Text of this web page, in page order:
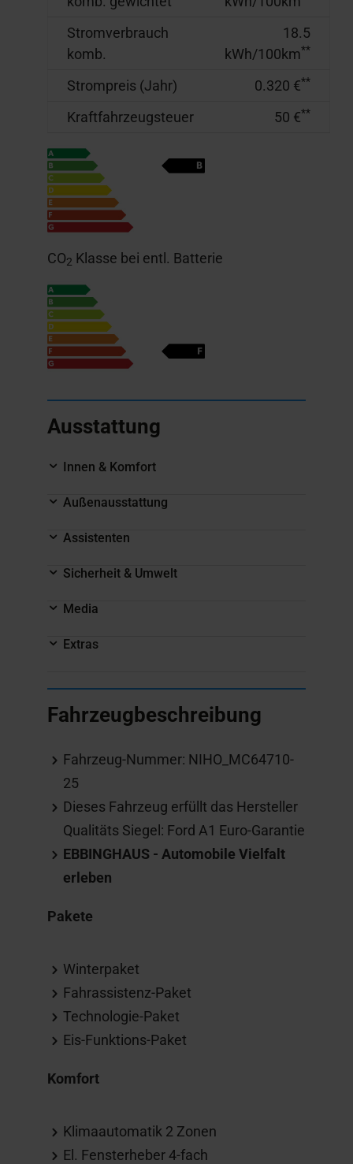
Stromverbrauch
komb.
18.5
kWh/100km**
Strompreis (Jahr) 0.320 €**
Kraftfahrzeugsteuer 50 €**
CO2 Klasse bei entl. Batterie
Ausstattung
Innen & Komfort
Außenausstattung
Assistenten
Sicherheit & Umwelt
Media
Extras
Fahrzeugbeschreibung
Fahrzeug-Nummer: NIHO_MC64710-
25
Dieses Fahrzeug erfüllt das Hersteller
Qualitäts Siegel: Ford A1 Euro-Garantie
EBBINGHAUS - Automobile Vielfalt
erleben
Pakete
Winterpaket
Fahrassistenz-Paket
Technologie-Paket
Eis-Funktions-Paket
Komfort
Klimaautomatik 2 Zonen
El. Fensterheber 4-fach